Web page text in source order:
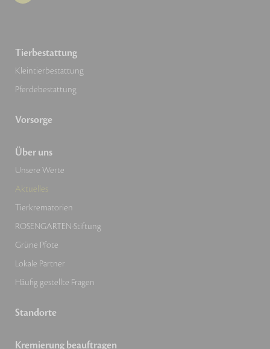
Tierbestattung
Kleintierbestattung
Pferdebestattung
Vorsorge
Über uns
Unsere Werte
Aktuelles
Tierkrematorien
ROSENGARTEN-Stiftung
Grüne Pfote
Lokale Partner
Häufig gestellte Fragen
Standorte
Kremierung beauftragen